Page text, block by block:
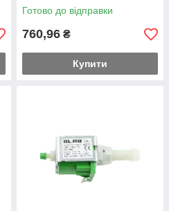
Готово до відправки
760,96 ₴
Купити